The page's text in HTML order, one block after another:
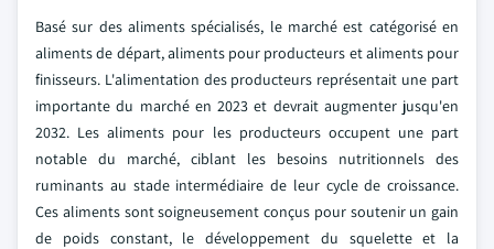
Basé sur des aliments spécialisés, le marché est catégorisé en
aliments de départ, aliments pour producteurs et aliments pour
finisseurs. L'alimentation des producteurs représentait une part
importante du marché en 2023 et devrait augmenter jusqu'en
2032. Les aliments pour les producteurs occupent une part
notable du marché, ciblant les besoins nutritionnels des
ruminants au stade intermédiaire de leur cycle de croissance.
Ces aliments sont soigneusement conçus pour soutenir un gain
de poids constant, le développement du squelette et la